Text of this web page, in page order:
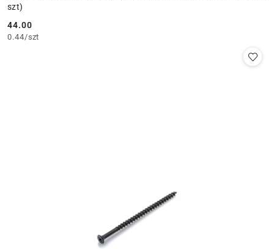
szt)
Cena:
44.00
0.44/szt